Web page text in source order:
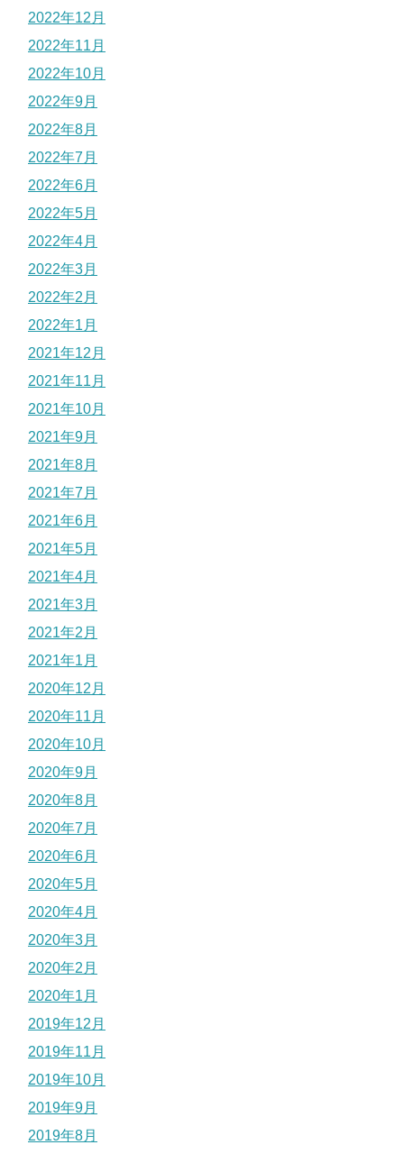
2022年12月
2022年11月
2022年10月
2022年9月
2022年8月
2022年7月
2022年6月
2022年5月
2022年4月
2022年3月
2022年2月
2022年1月
2021年12月
2021年11月
2021年10月
2021年9月
2021年8月
2021年7月
2021年6月
2021年5月
2021年4月
2021年3月
2021年2月
2021年1月
2020年12月
2020年11月
2020年10月
2020年9月
2020年8月
2020年7月
2020年6月
2020年5月
2020年4月
2020年3月
2020年2月
2020年1月
2019年12月
2019年11月
2019年10月
2019年9月
2019年8月